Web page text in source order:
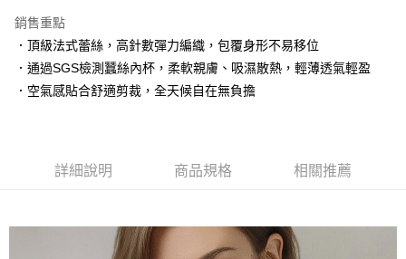
匯豐（台灣）商業銀行
聯邦商業銀行
遠東國際商業銀行
元大商業銀行
永豐商業銀行
台新國際商業銀行
中國信託商業銀行
臺灣中小企業銀行
匯豐（台灣）商業銀行
華泰商業銀行
聯邦商業銀行
遠東國際商業銀行
元大商業銀行
永豐商業銀行
Apple Pay
街口支付
悠遊付
【大哥付你分期使用說明】
3.實際核准額度、可分期數及費用金額請依後續交易確認頁面所載為準。
貨到付款
運送方式
銷售重點
．頂級法式蕾絲，高針數彈力編織，包覆身形不易移位
．通過SGS檢測蠶絲內杯，柔軟親膚、吸濕散熱，輕薄透氣輕盈
．空氣感貼合舒適剪裁，全天候自在無負擔
詳細說明 商品規格 相關推薦